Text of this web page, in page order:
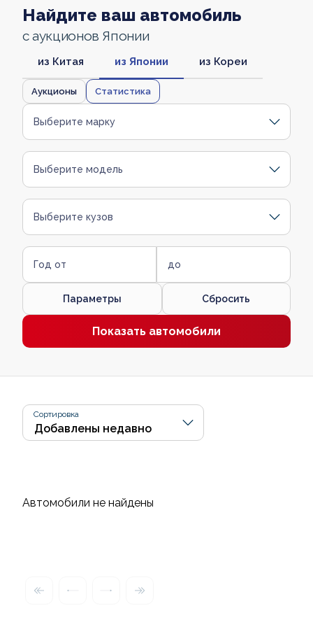
Найдите ваш автомобиль
с аукционов Японии
из Китая из Японии из Кореи
Аукционы Статистика
Выберите марку
Выберите модель
Выберите кузов
Год от до
Параметры Сбросить
Показать автомобили
Сортировка
Автомобили не найдены